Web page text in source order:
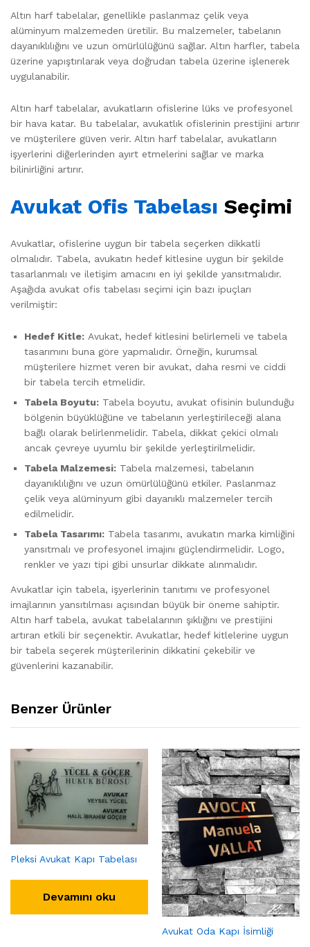
Altın harf tabelalar, genellikle paslanmaz çelik veya
alüminyum malzemeden üretilir. Bu malzemeler, tabelanın
dayanıklılığını ve uzun ömürlülüğünü sağlar. Altın harfler, tabela
üzerine yapıştırılarak veya doğrudan tabela üzerine işlenerek
uygulanabilir.
Altın harf tabelalar, avukatların ofislerine lüks ve profesyonel
bir hava katar. Bu tabelalar, avukatlık ofislerinin prestijini artırır
ve müşterilere güven verir. Altın harf tabelalar, avukatların
işyerlerini diğerlerinden ayırt etmelerini sağlar ve marka
bilinirliğini artırır.
Avukat Ofis Tabelası Seçimi
Avukatlar, ofislerine uygun bir tabela seçerken dikkatli
olmalıdır. Tabela, avukatın hedef kitlesine uygun bir şekilde
tasarlanmalı ve iletişim amacını en iyi şekilde yansıtmalıdır.
Aşağıda avukat ofis tabelası seçimi için bazı ipuçları
verilmiştir:
Hedef Kitle: Avukat, hedef kitlesini belirlemeli ve tabela
tasarımını buna göre yapmalıdır. Örneğin, kurumsal
müşterilere hizmet veren bir avukat, daha resmi ve ciddi
bir tabela tercih etmelidir.
Tabela Boyutu: Tabela boyutu, avukat ofisinin bulunduğu
bölgenin büyüklüğüne ve tabelanın yerleştirileceği alana
bağlı olarak belirlenmelidir. Tabela, dikkat çekici olmalı
ancak çevreye uyumlu bir şekilde yerleştirilmelidir.
Tabela Malzemesi: Tabela malzemesi, tabelanın
dayanıklılığını ve uzun ömürlülüğünü etkiler. Paslanmaz
çelik veya alüminyum gibi dayanıklı malzemeler tercih
edilmelidir.
Tabela Tasarımı: Tabela tasarımı, avukatın marka kimliğini
yansıtmalı ve profesyonel imajını güçlendirmelidir. Logo,
renkler ve yazı tipi gibi unsurlar dikkate alınmalıdır.
Avukatlar için tabela, işyerlerinin tanıtımı ve profesyonel
imajlarının yansıtılması açısından büyük bir öneme sahiptir.
Altın harf tabela, avukat tabelalarının şıklığını ve prestijini
artıran etkili bir seçenektir. Avukatlar, hedef kitlelerine uygun
bir tabela seçerek müşterilerinin dikkatini çekebilir ve
güvenlerini kazanabilir.
Benzer Ürünler
Pleksi Avukat Kapı Tabelası
Devamını oku
Avukat Oda Kapı İsimliği